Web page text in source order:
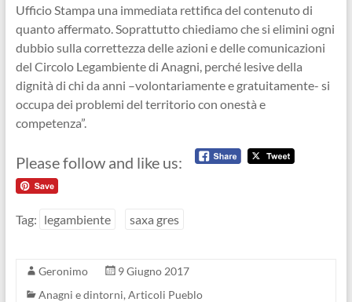
Ufficio Stampa una immediata rettifica del contenuto di
quanto affermato. Soprattutto chiediamo che si elimini ogni
dubbio sulla correttezza delle azioni e delle comunicazioni
del Circolo Legambiente di Anagni, perché lesive della
dignità di chi da anni –volontariamente e gratuitamente- si
occupa dei problemi del territorio con onestà e
competenza”.
Please follow and like us:
Tag: legambiente saxa gres
Geronimo
9 Giugno 2017
Anagni e dintorni, Articoli Pueblo